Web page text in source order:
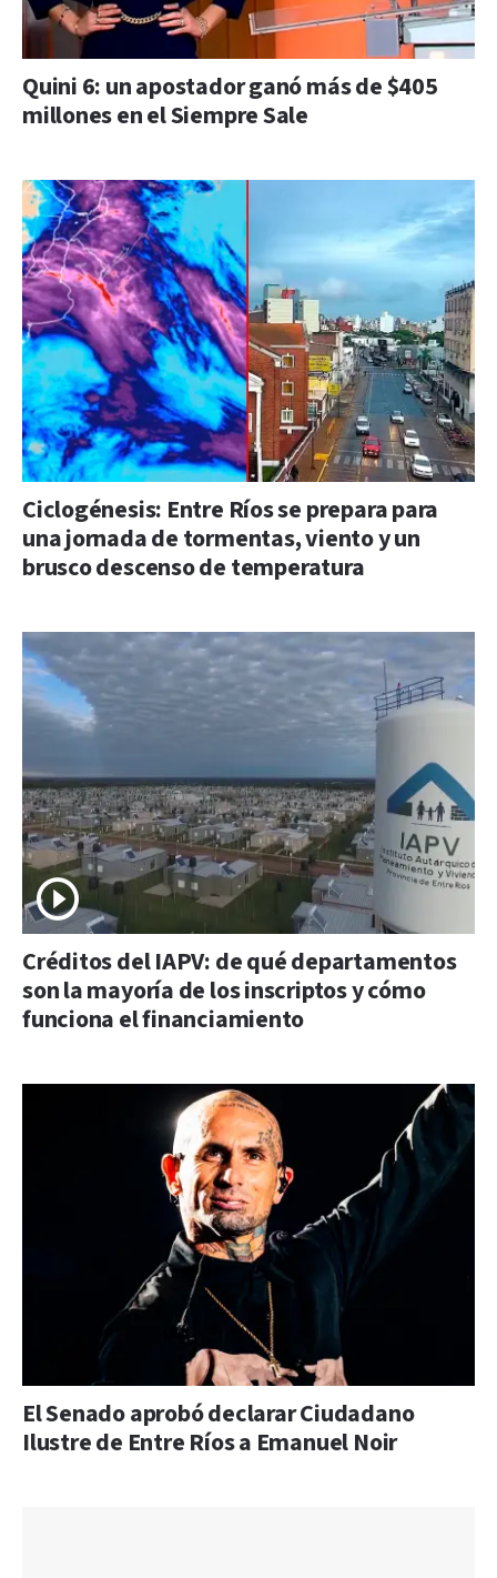
Quini 6: un apostador ganó más de $405
millones en el Siempre Sale
Ciclogénesis: Entre Ríos se prepara para
una jornada de tormentas, viento y un
brusco descenso de temperatura
Créditos del IAPV: de qué departamentos
son la mayoría de los inscriptos y cómo
funciona el financiamiento
El Senado aprobó declarar Ciudadano
Ilustre de Entre Ríos a Emanuel Noir